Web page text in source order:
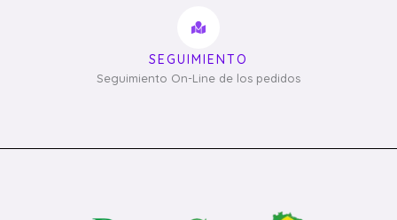
SEGUIMIENTO
Seguimiento On-Line de los pedidos